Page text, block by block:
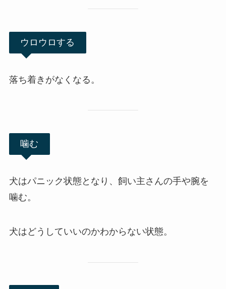
ウロウロする
落ち着きがなくなる。
噛む
犬はパニック状態となり、飼い主さんの手や腕を
噛む。
犬はどうしていいのかわからない状態。